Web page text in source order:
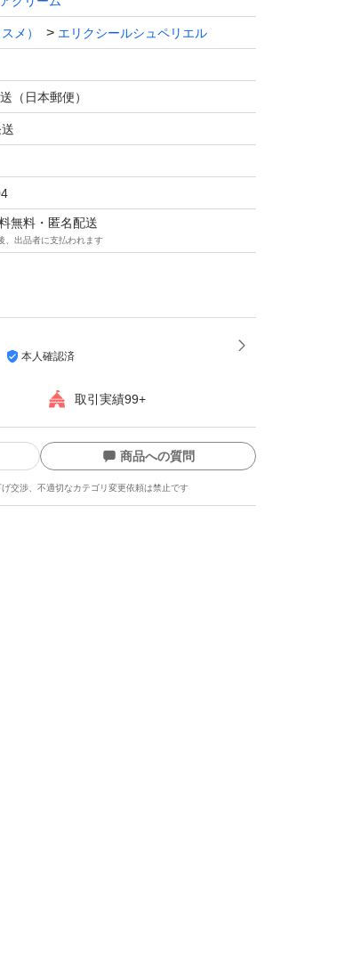
メ） エリクシールシュペリエル
（日本郵便）
無料・匿名配送
、出品者に支払われます
本人確認済
取引実績99+
商品への質問
交渉、不適切なカテゴリ変更依頼は禁止です